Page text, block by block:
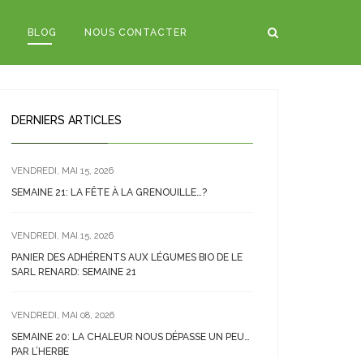
BLOG NOUS CONTACTER
DERNIERS ARTICLES
VENDREDI, MAI 15, 2026
SEMAINE 21: LA FÊTE À LA GRENOUILLE…?
VENDREDI, MAI 15, 2026
PANIER DES ADHÉRENTS AUX LÉGUMES BIO DE LE
SARL RENARD: SEMAINE 21
VENDREDI, MAI 08, 2026
SEMAINE 20: LA CHALEUR NOUS DÉPASSE UN PEU…
PAR L’HERBE